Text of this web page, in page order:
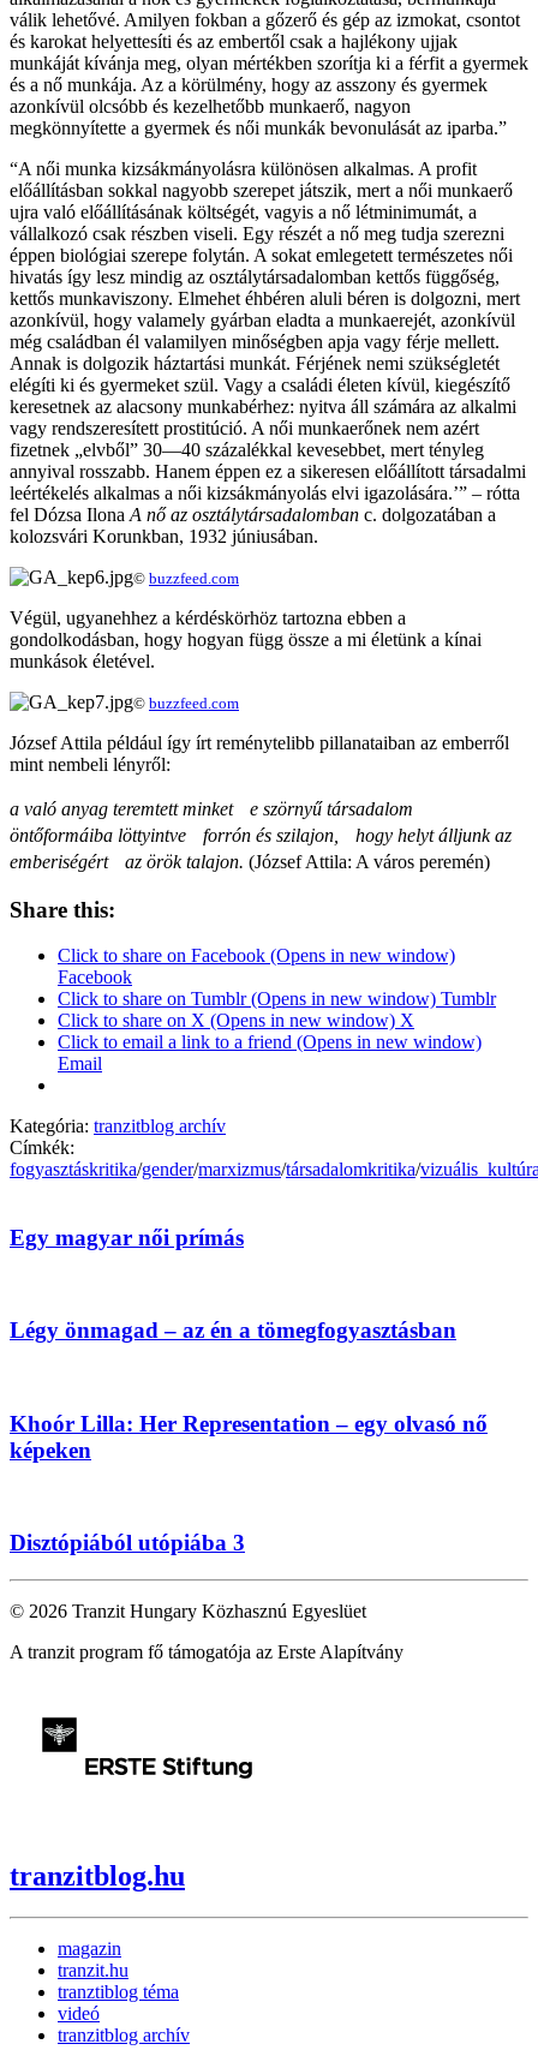
válik lehetővé. Amilyen fokban a gőzerő és gép az izmokat, csontot
és karokat helyettesíti és az embertől csak a hajlékony ujjak
munkáját kívánja meg, olyan mértékben szorítja ki a férfit a gyermek
és a nő munkája. Az a körülmény, hogy az asszony és gyermek
azonkívül olcsóbb és kezelhetőbb munkaerő, nagyon
megkönnyítette a gyermek és női munkák bevonulását az iparba.”
“A női munka kizsákmányolásra különösen alkalmas. A profit
előállításban sokkal nagyobb szerepet játszik, mert a női munkaerő
ujra való előállításának költségét, vagyis a nő létminimumát, a
vállalkozó csak részben viseli. Egy részét a nő meg tudja szerezni
éppen biológiai szerepe folytán. A sokat emlegetett természetes női
hivatás így lesz mindig az osztálytársadalomban kettős függőség,
kettős munkaviszony. Elmehet éhbéren aluli béren is dolgozni, mert
azonkívül, hogy valamely gyárban eladta a munkaerejét, azonkívül
még családban él valamilyen minőségben apja vagy férje mellett.
Annak is dolgozik háztartási munkát. Férjének nemi szükségletét
elégíti ki és gyermeket szül. Vagy a családi életen kívül, kiegészítő
keresetnek az alacsony munkabérhez: nyitva áll számára az alkalmi
vagy rendszeresített prostitúció. A női munkaerőnek nem azért
fizetnek „elvből” 30—40 százalékkal kevesebbet, mert tényleg
annyival rosszabb. Hanem éppen ez a sikeresen előállított társadalmi
leértékelés alkalmas a női kizsákmányolás elvi igazolására.’” – rótta
fel Dózsa Ilona A nő az osztálytársadalomban c. dolgozatában a
kolozsvári Korunkban, 1932 júniusában.
© buzzfeed.com
Végül, ugyanehhez a kérdéskörhöz tartozna ebben a
gondolkodásban, hogy hogyan függ össze a mi életünk a kínai
munkások életével.
© buzzfeed.com
József Attila például így írt reménytelibb pillanataiban az emberről
mint nembeli lényről:
a való anyag teremtett minket e szörnyű társadalom
öntőformáiba löttyintve forrón és szilajon, hogy helyt álljunk az
emberiségért az örök talajon. (József Attila: A város peremén)
Share this:
Click to share on Facebook (Opens in new window)
Facebook
Click to share on Tumblr (Opens in new window) Tumblr
Click to share on X (Opens in new window) X
Click to email a link to a friend (Opens in new window)
Email
Kategória: tranzitblog archív
Címkék:
fogyasztáskritika/gender/marxizmus/társadalomkritika/
Egy magyar női prímás
Légy önmagad – az én a tömegfogyasztásban
Khoór Lilla: Her Representation – egy olvasó nő
képeken
Disztópiából utópiába 3
© 2026 Tranzit Hungary Közhasznú Egyeslüet
A tranzit program fő támogatója az Erste Alapítvány
tranzitblog.hu
magazin
tranzit.hu
tranztiblog téma
videó
tranzitblog archív